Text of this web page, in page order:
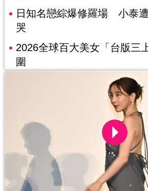
日知名戀綜爆修羅場 小泰
哭
2026全球百大美女「台版三
圍